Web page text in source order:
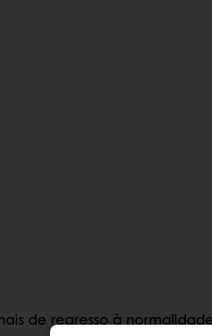
de regresso à